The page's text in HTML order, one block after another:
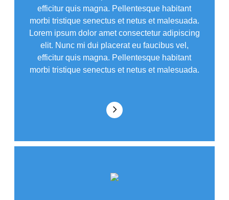
efficitur quis magna. Pellentesque habitant
morbi tristique senectus et netus et malesuada.
Lorem ipsum dolor amet consectetur adipiscing
elit. Nunc mi dui placerat eu faucibus vel,
efficitur quis magna. Pellentesque habitant
morbi tristique senectus et netus et malesuada.